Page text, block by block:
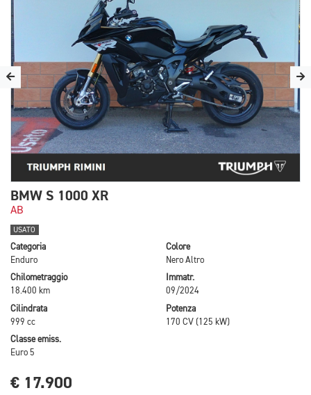
BMW S 1000 XR
AB
USATO
Categoria
Enduro
Colore
Nero Altro
Chilometraggio
18.400 km
Immatr.
09/2024
Cilindrata
999 cc
Potenza
170 CV (125 kW)
Classe emiss.
Euro 5
€ 17.900